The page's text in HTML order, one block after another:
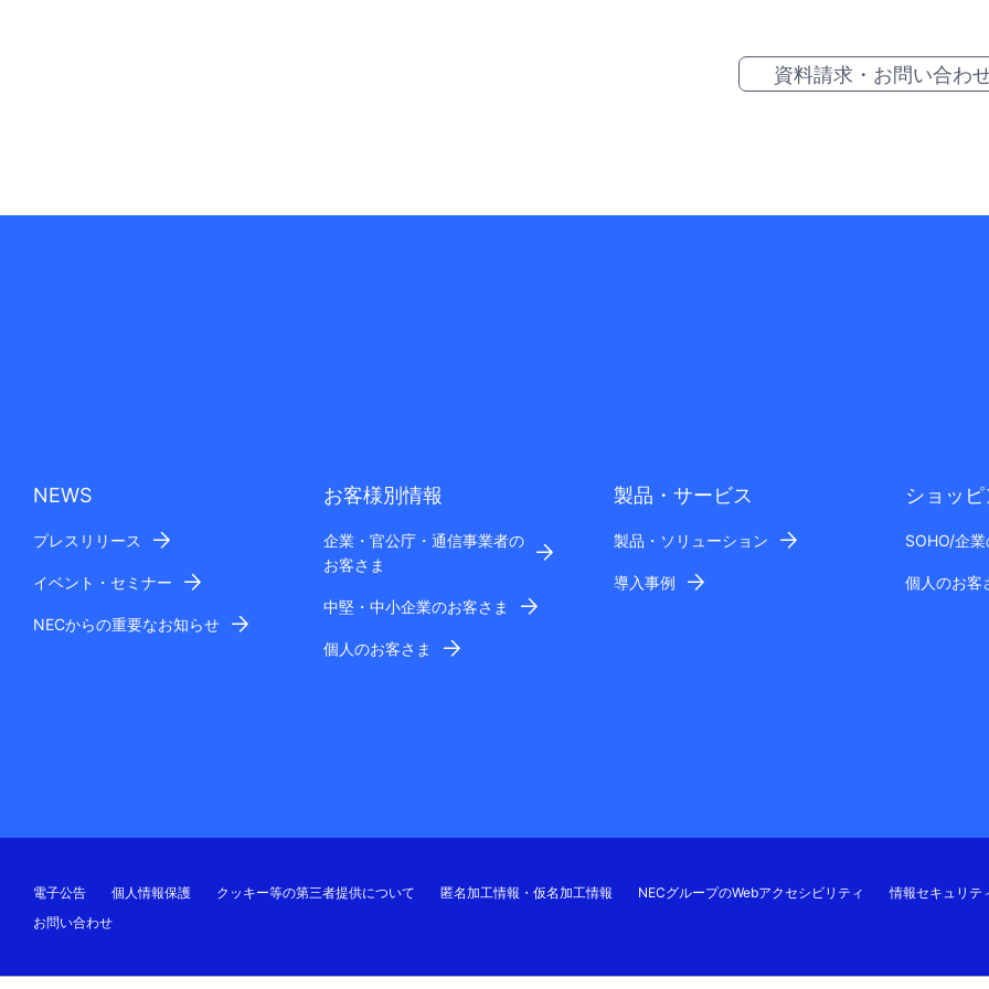
資料請求・お問い合わ
NEWS
プレスリリース
イベント・セミナー
NECからの重要なお知らせ
お客様別情報
企業・官公庁・通信事業者の
お客さま
中堅・中小企業のお客さま
個人のお客さま
製品・サービス
製品・ソリューション
導入事例
ショッ
SOHO/企
個人のお客
電子公告 個人情報保護 クッキー等の第三者提供について 匿名加工情報・仮名加工情報 NECグループのWebアクセシビリティ
情報セキュリテ
お問い合わせ